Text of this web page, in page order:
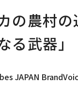
の農村
る武器」
JAPAN